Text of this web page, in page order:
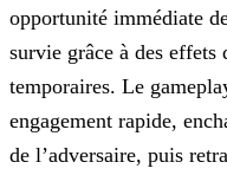
opportunité immédiate
survie grâce à des effets
temporaires. Le
engagement rapide,
de l’adversaire, puis